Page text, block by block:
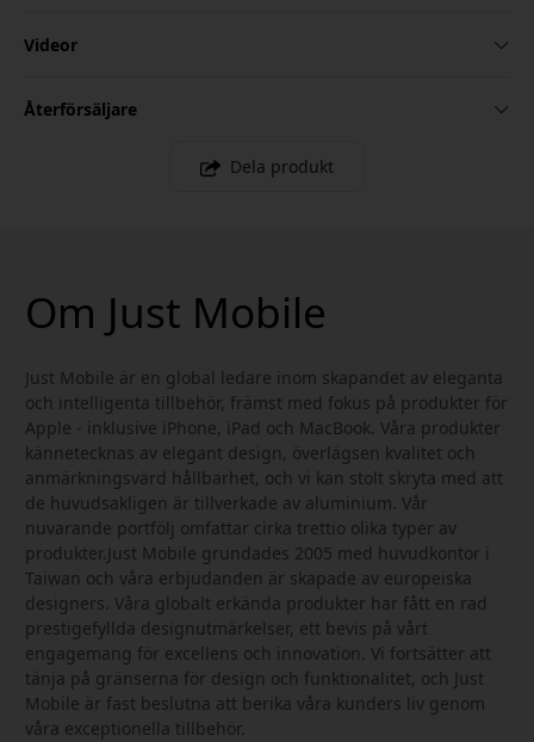
Videor
Återförsäljare
Dela produkt
Om Just Mobile
Just Mobile är en global ledare inom skapandet av eleganta
och intelligenta tillbehör, främst med fokus på produkter för
Apple - inklusive iPhone, iPad och MacBook. Våra produkter
kännetecknas av elegant design, överlägsen kvalitet och
anmärkningsvärd hållbarhet, och vi kan stolt skryta med att
de huvudsakligen är tillverkade av aluminium. Vår
nuvarande portfölj omfattar cirka trettio olika typer av
produkter.Just Mobile grundades 2005 med huvudkontor i
Taiwan och våra erbjudanden är skapade av europeiska
designers. Våra globalt erkända produkter har fått en rad
prestigefyllda designutmärkelser, ett bevis på vårt
engagemang för excellens och innovation. Vi fortsätter att
tänja på gränserna för design och funktionalitet, och Just
Mobile är fast beslutna att berika våra kunders liv genom
våra exceptionella tillbehör.